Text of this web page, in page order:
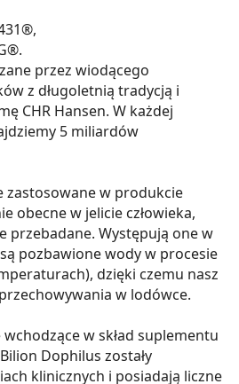
przez wiodącego
z długoletnią tradycją i
CHR Hansen. W każdej
5 miliardów
zastosowane w produkcie
obecne w jelicie człowieka,
przebadane. Występują one w
pozbawione wody w procesie
dzięki czemu nasz
w lodówce.
w skład suplementu
Dophilus zostały
klinicznych i posiadają liczne